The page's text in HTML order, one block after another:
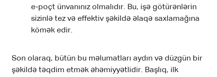
e-poçt ünvanınız olmalıdır. Bu, işə götürənlərin
sizinlə tez və effektiv şəkildə əlaqə saxlamağına
kömək edir.
Son olaraq, bütün bu məlumatları aydın və düzgün bir
şəkildə təqdim etmək əhəmiyyətlidir. Başlıq, ilk